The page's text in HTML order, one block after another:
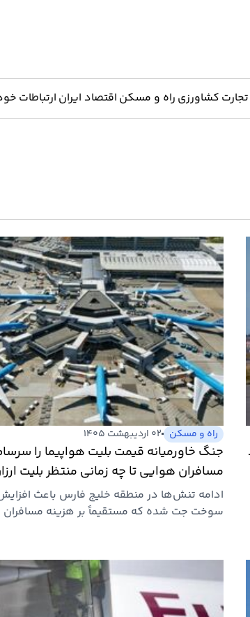
تجارت کشاورزی راه و مسکن اقتصاد ایران ارتباطات
راه و مسکن ۰۲ اردیبهشت ۱۴۰۵
جنگ خاورمیانه قیمت بلیت
مسافران هوایی تا چه زمانی منتظر بلیت
ادامه تنش‌ها در منطقه خلیج فارس باعث
سوخت جت شده که مستقیماً بر هزینه مسافران